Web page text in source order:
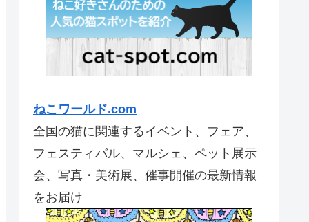
ねこワールド.com
全国の猫に関連するイベント、フェア、
フェスティバル、マルシェ、ペット展示
会、写真・美術展、催事開催の最新情報
をお届け